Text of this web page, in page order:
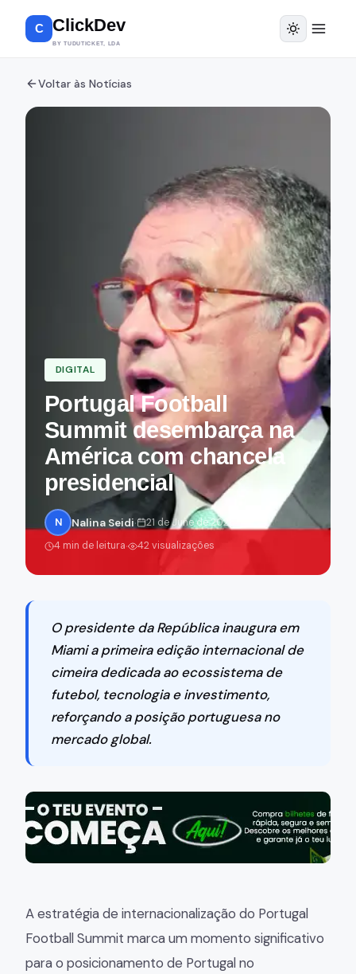
C ClickDev
BY TUDUTICKET, LDA
Voltar às Notícias
DIGITAL
Portugal Football
Summit desembarça na
América com chancela
presidencial
N Nalina Seidi· 21 de June de 2026
4 min de leitura· 42 visualizações
O presidente da República inaugura em
Miami a primeira edição internacional de
cimeira dedicada ao ecossistema de
futebol, tecnologia e investimento,
reforçando a posição portuguesa no
mercado global.
A estratégia de internacionalização do Portugal
Football Summit marca um momento significativo
para o posicionamento de Portugal no